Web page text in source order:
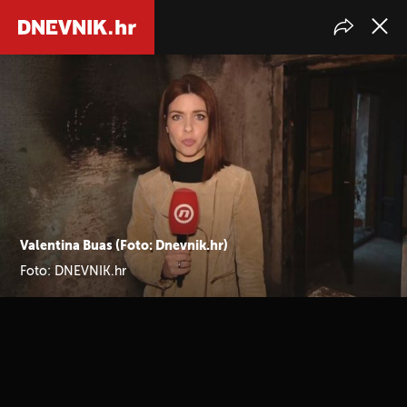
Valentina Buas (Foto: Dnevnik.hr)
Foto: DNEVNIK.hr